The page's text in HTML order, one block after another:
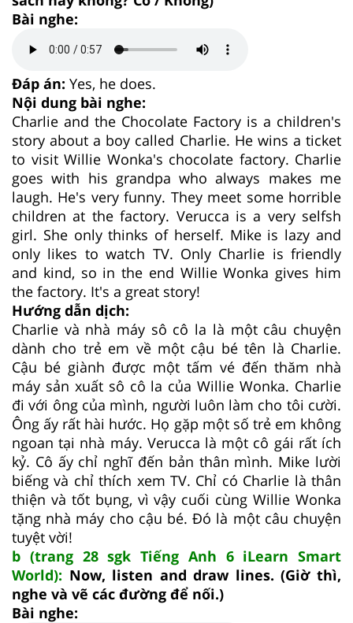
Bài nghe:
Đáp án: Yes, he does.
Nội dung bài nghe:
Charlie and the Chocolate Factory is a children's
story about a boy called Charlie. He wins a ticket
to visit Willie Wonka's chocolate factory. Charlie
goes with his grandpa who always makes me
laugh. He's very funny. They meet some horrible
children at the factory. Verucca is a very selfsh
girl. She only thinks of herself. Mike is lazy and
only likes to watch TV. Only Charlie is friendly
and kind, so in the end Willie Wonka gives him
the factory. It's a great story!
Hướng dẫn dịch:
Charlie và nhà máy sô cô la là một câu chuyện
dành cho trẻ em về một cậu bé tên là Charlie.
Cậu bé giành được một tấm vé đến thăm nhà
máy sản xuất sô cô la của Willie Wonka. Charlie
đi với ông của mình, người luôn làm cho tôi cười.
Ông ấy rất hài hước. Họ gặp một số trẻ em không
ngoan tại nhà máy. Verucca là một cô gái rất ích
kỷ. Cô ấy chỉ nghĩ đến bản thân mình. Mike lười
biếng và chỉ thích xem TV. Chỉ có Charlie là thân
thiện và tốt bụng, vì vậy cuối cùng Willie Wonka
tặng nhà máy cho cậu bé. Đó là một câu chuyện
tuyệt vời!
b (trang 28 sgk Tiếng Anh 6 iLearn Smart
World): Now, listen and draw lines. (Giờ thì,
nghe và vẽ các đường để nối.)
Bài nghe: